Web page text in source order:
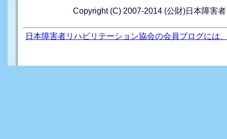
Copyright (C) 2007-2014 (公財)日本障害
日本障害者リハビリテーション協会の会員ブログには